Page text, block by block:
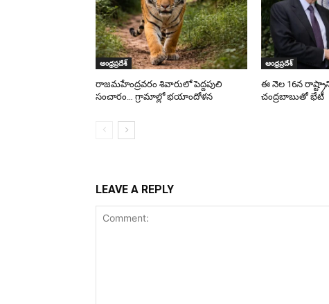
ఆంధ్రప్రదేశ్
రాజమహేంద్రవరం శివారులో పెద్దపులి
సంచారం… గ్రామాల్లో భయాందోళన
ఆంధ్రప్రదేశ్
ఈ నెల 16న
చంద్రబాబుతో భేటీ
LEAVE A REPLY